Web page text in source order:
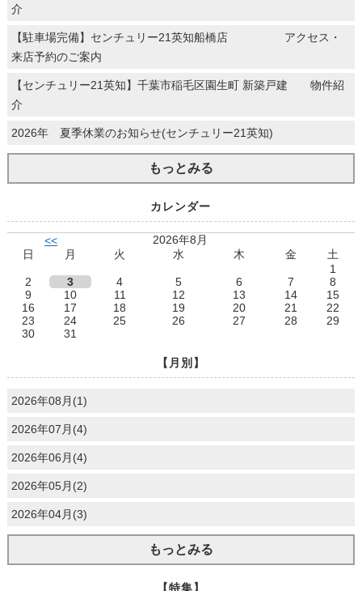
介
【駐車場完備】センチュリー21英知船橋店 アクセス・
来店予約のご案内
【センチュリー21英知】千葉市稲毛区園生町 新築戸建 物件紹
介
2026年 夏季休業のお知らせ(センチュリー21英知)
もっとみる
カレンダー
<<
2026年8月
日
月 火 水 木 金
土
1
2
3 4 5 6 7
8
9
10 11 12 13 14
15
16
17 18 19 20 21
22
23
24 25 26 27 28
29
30
31
【月別】
2026年08月(1)
2026年07月(4)
2026年06月(4)
2026年05月(2)
2026年04月(3)
もっとみる
【特集】